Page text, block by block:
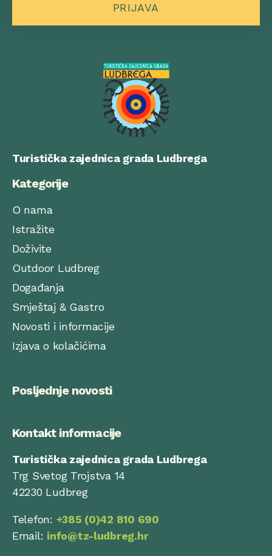
PRIJAVA
Turistička zajednica grada Ludbrega
Kategorije
O nama
Istražite
Doživite
Outdoor Ludbreg
Događanja
Smještaj & Gastro
Novosti i informacije
Izjava o kolačićima
Posljednje novosti
Kontakt informacije
Turistička zajednica grada Ludbrega
Trg Svetog Trojstva 14
42230 Ludbreg
Telefon: +385 (0)42 810 690
Email: info@tz-ludbreg.hr